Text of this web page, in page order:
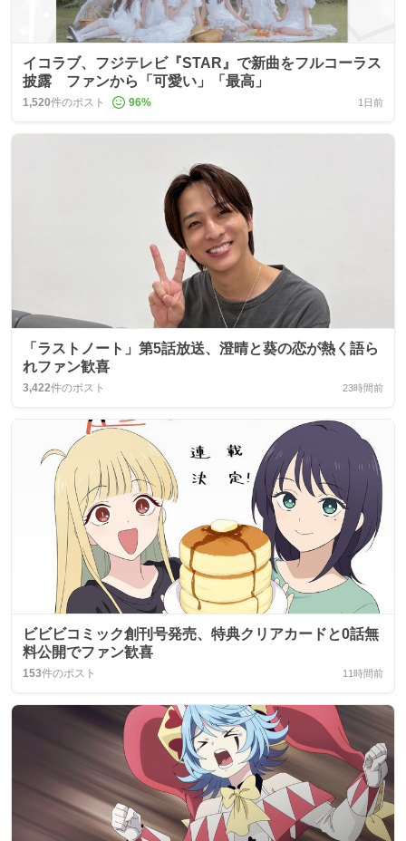
イコラブ、フジテレビ『STAR』で新曲をフルコーラス
披露 ファンから「可愛い」「最高」
1,520件のポスト 96% 1日前
「ラストノート」第5話放送、澄晴と葵の恋が熱く語ら
れファン歓喜
3,422件のポスト 23時間前
ビビビコミック創刊号発売、特典クリアカードと0話無
料公開でファン歓喜
153件のポスト 11時間前